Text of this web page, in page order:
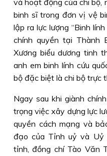
và hoạt động của chi bộ,
binh sĩ trong đơn vị vệ
lập ra lực lượng “Binh
chính quyền tại Thành
Xương biểu dương tinh
anh em binh lính cứu
bộ đặc biệt là chi bộ trực
Ngay sau khi giành
trọng việc xây dựng lực
quyền cách mạng và
đạo của Tỉnh uỷ và Uỷ
tỉnh, đồng chí Tào Văn